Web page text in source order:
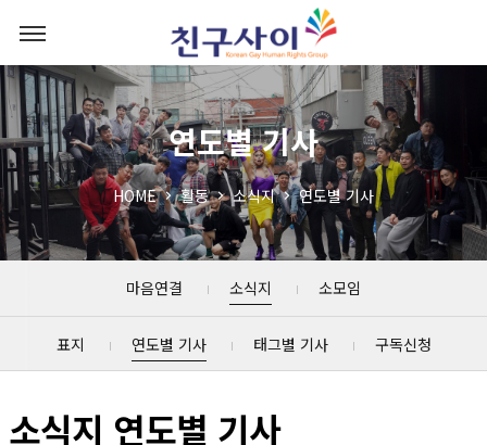
연도별 기사
HOME 활동 소식지 연도별 기사
마음연결 소식지 소모임
표지 연도별 기사 태그별 기사 구독신청
소식지 연도별 기사